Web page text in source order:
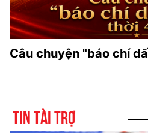
Câu chuyện "báo chí